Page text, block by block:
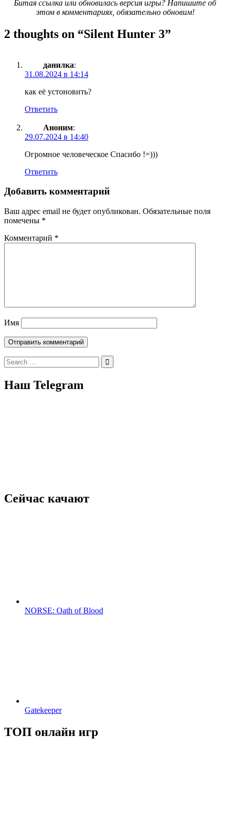
Битая ссылка или обновилась версия игры? Напишите об
этом в комментариях, обязательно обновим!
2 thoughts on “Silent Hunter 3”
данилка:
31.08.2024 в 14:14
как её устоновить?
Ответить
Аноним:
29.07.2024 в 14:40
Огромное человеческое Спасибо !=)))
Ответить
Добавить комментарий
Ваш адрес email не будет опубликован. Обязательные поля
помечены *
Комментарий *
Имя
Search
for:
Наш Telegram
Сейчас качают
NORSE: Oath of Blood
Gatekeeper
ТОП онлайн игр